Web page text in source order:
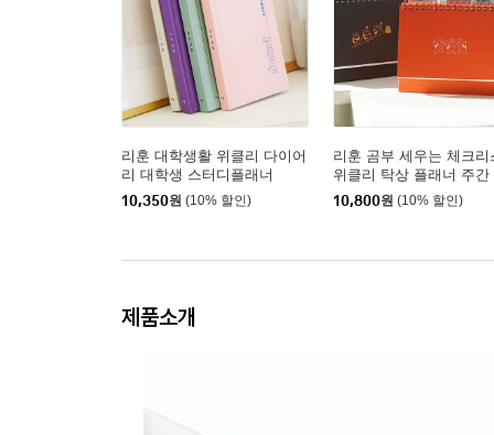
리훈 대학생활 위클리 다이어
리 대학생 스터디플래너
10,350원 (10% 할인)
리훈 곰부 세우는 체크리
위클리 탁상 플래너 주간
주일 계획표
10,800원 (10% 할인)
제품소개